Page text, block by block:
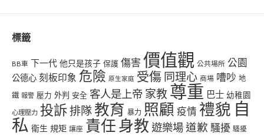
標籤
BB車 下一代 他只是孩子 保護 傷害 價值觀 公共場所 公園
公德心 刻板印象 危險 原生家庭 受傷 同理心 商場 嘈吵 地
鐵 報警 壓力 外判 安全 客人是上帝 家教 尊重 巴士 幼稚園
心理壓力 投訴排隊 教育 暴力 照顧 疫情 禮貌 自
私 衛生 規矩 讓座 責任 身教 遊樂場道歉 騷擾 騷擾